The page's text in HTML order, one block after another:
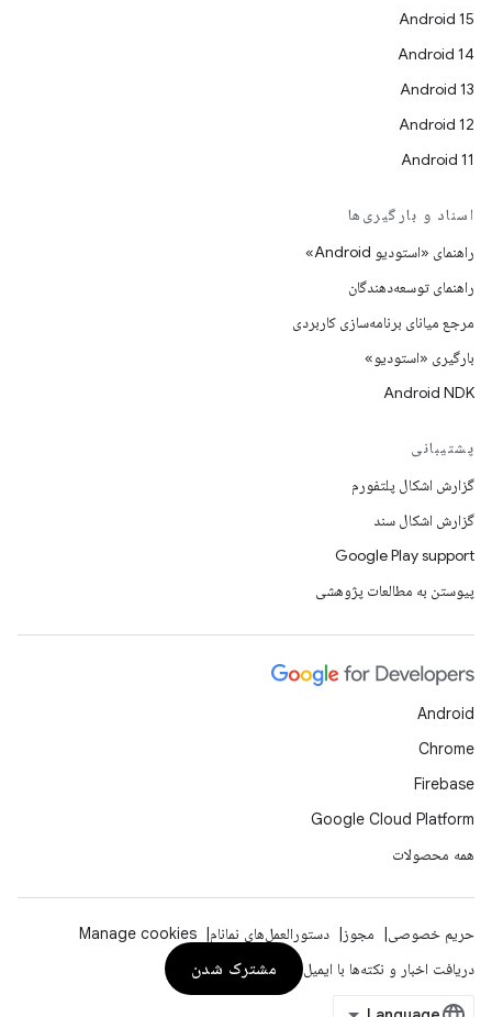
Android 15
Android 14
Android 13
Android 12
Android 11
اسناد و بارگیری‌ها
راهنمای «استودیو Android»
راهنمای توسعه‌دهندگان
مرجع میانای برنامه‌سازی کاربردی
بارگیری «استودیو»
Android NDK
پشتیبانی
گزارش اشکال پلتفورم
گزارش اشکال سند
Google Play support
پیوستن به مطالعات پژوهشی
Android
Chrome
Firebase
Google Cloud Platform
همه محصولات
حریم خصوصی مجوز دستورالعمل‌های نمانام
Manage cookies
دریافت اخبار و نکته‌ها با ایمیل
مشترک شدن